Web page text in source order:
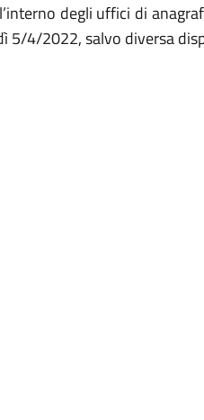
degli uffici di
5/4/2022, salvo diversa